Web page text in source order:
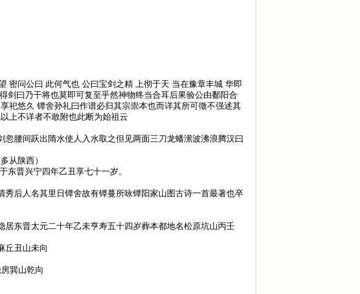
密问公曰 此何气也 公曰宝剑之精 上彻于天 当在豫章丰城 华即
剑曰乃干将也莫即可复至乎然神物终当合耳后果验公由鄱阳合
祀悠久 镡舍孙礼曰作谱必归其宗崇本也而详其所可徵不强述其
上不详者不敢附也此断为始祖云
腰间跃出隋水使人入水取之但见两面三刀龙蟠潆波沸浪腾汉曰
从陕西）
晋兴宁四年乙丑享七十一岁。
后人名其里日镡舍故有镡蔓所咏镡阳家山图古诗一首最著也卒
东晋太元二十年乙未亨寿五十四岁葬本都地名松原坑山丙壬
丘丑山未向
巽山乾向